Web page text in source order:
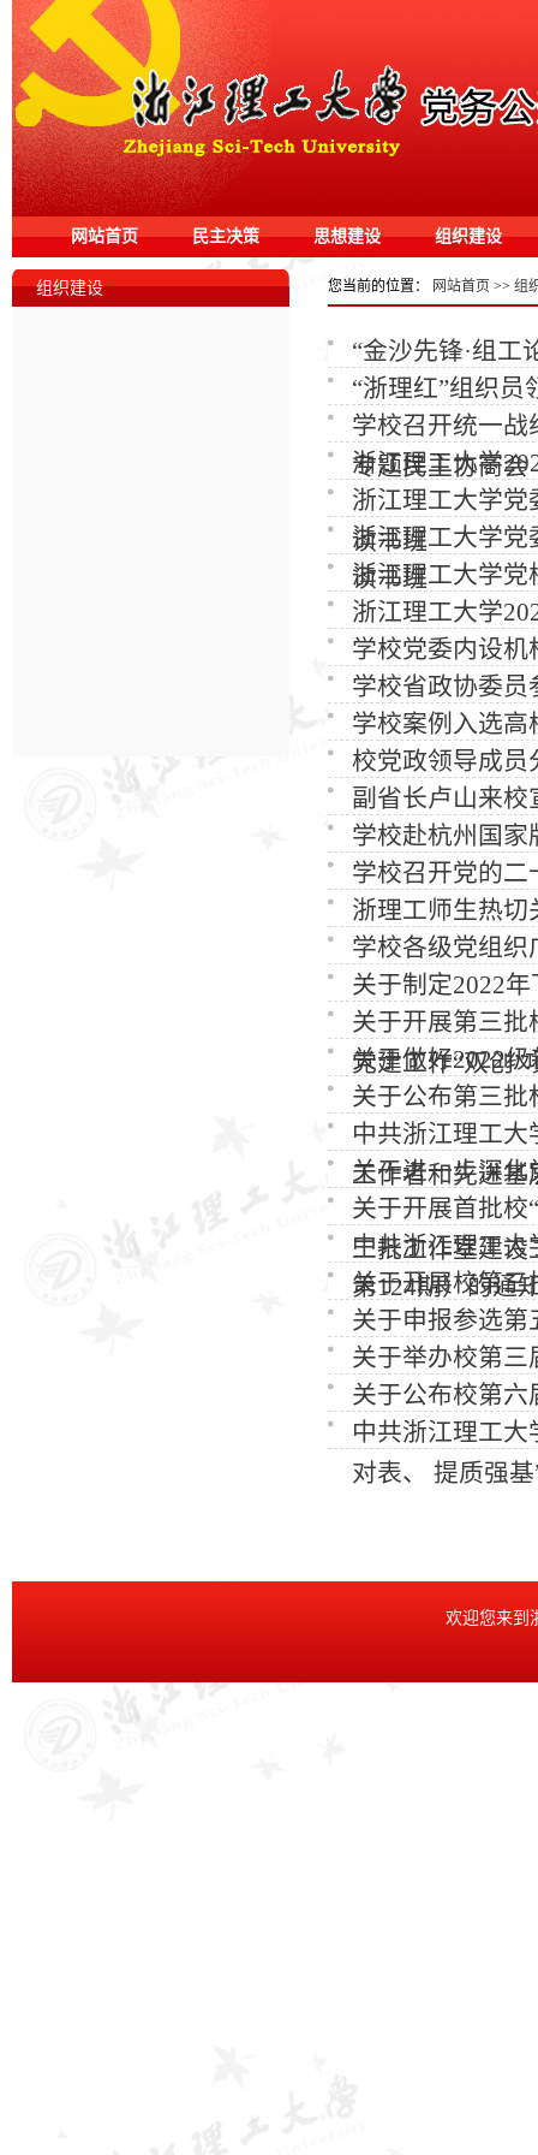
网站首页 民主决策 思想建设 组织建设
组织建设 您当前的位置： 网站首页 >> 组
“金沙先锋·组工
“浙理红”组织
学校召开统一战
专题民主协商会
浙江理工大学
浙江理工大学
读书班
浙江理工大学党
读书班
浙江理工大学党
浙江理工大学
学校党委内设机
学校省政协委
学校案例入选高
校党政领导成员
副省长卢山来
学校赴杭州国
学校召开党的
浙理工师生热
学校各级党组织
关于制定2022
关于开展第三批
党建工作“双创”
关于做好2022
关于公布第三
中共浙江理工
工作者和先进基
关于进一步深
关于开展首批校
二批工作室建设
中共浙江理工
第124期）的通
关于开展校第
关于申报参选第
关于举办校第
关于公布校第六
中共浙江理工
对表、 提质强
欢迎您来到